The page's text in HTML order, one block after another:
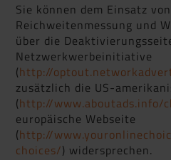
Sie können dem Einsatz
Reichweitenmessung und
über die
Netzwerkwerbeinitiative
(http://
zusätzlich die US-
(http://www.aboutads.info/
europäische Webseite
(http://
choices/) widersprechen.